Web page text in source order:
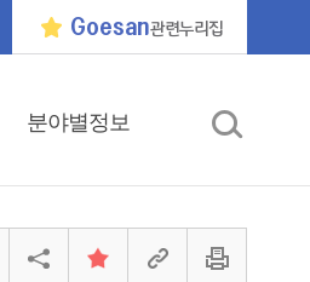
Goesan관련누리집
분야별정보